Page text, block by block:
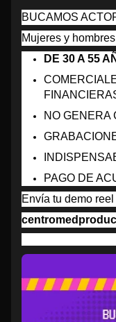
BUCAMOS
Mujeres y
DE 30 A 55
NO GENERA
PAGO DE
Envía tu demo